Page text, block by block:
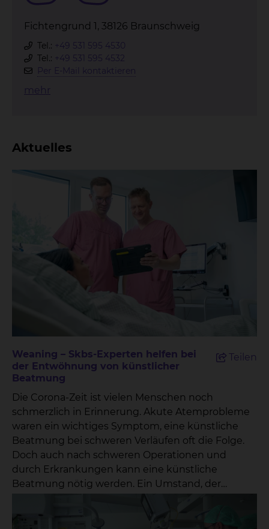
Fichtengrund 1, 38126 Braunschweig
Tel.: +49 531 595 4530
Tel.: +49 531 595 4532
Per E-Mail kontaktieren
mehr
Aktuelles
Weaning – Skbs-Experten helfen bei
der Entwöhnung von künstlicher
Beatmung
Teilen
Die Corona-Zeit ist vielen Menschen noch
schmerzlich in Erinnerung. Akute Atemprobleme
waren ein wichtiges Symptom, eine künstliche
Beatmung bei schweren Verläufen oft die Folge.
Doch auch nach schweren Operationen und
durch Erkrankungen kann eine künstliche
Beatmung nötig werden. Ein Umstand, der
bereits nach kurzer Zeit nimmt die Muskulatur